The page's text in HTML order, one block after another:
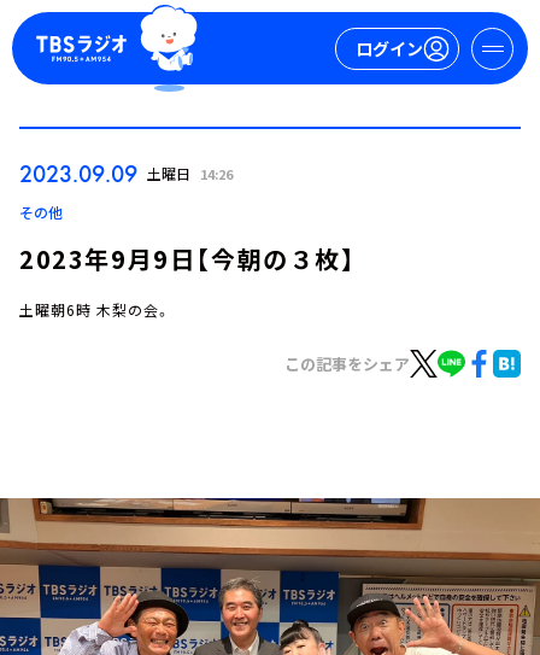
ログイン
トピックス
TBS Podcast
お知らせ
イベント・グッズ
YouTube
会社情報
2023.09.09 土曜日 14:26
その他
2023年9月9日【今朝の３枚】
土曜朝6時 木梨の会。
この記事をシェア